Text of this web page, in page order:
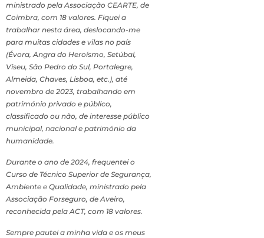
ministrado pela Associação CEARTE, de
Coimbra, com 18 valores. Fiquei a
trabalhar nesta área, deslocando-me
para muitas cidades e vilas no país
(Évora, Angra do Heroísmo, Setúbal,
Viseu, São Pedro do Sul, Portalegre,
Almeida, Chaves, Lisboa, etc.), até
novembro de 2023, trabalhando em
património privado e público,
classificado ou não, de interesse público
municipal, nacional e património da
humanidade.
Durante o ano de 2024, frequentei o
Curso de Técnico Superior de Segurança,
Ambiente e Qualidade, ministrado pela
Associação Forseguro, de Aveiro,
reconhecida pela ACT, com 18 valores.
Sempre pautei a minha vida e os meus